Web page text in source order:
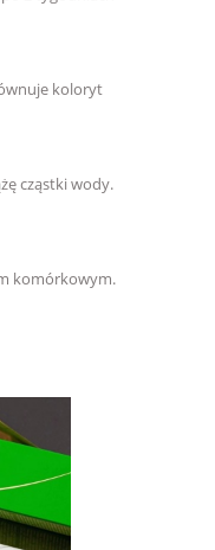
koloryt
cząstki wody.
komórkowym.